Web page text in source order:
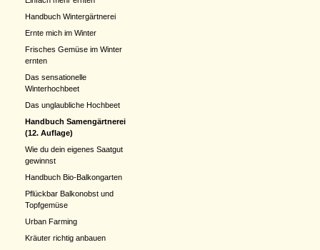
Handbuch Wintergärtnerei
Ernte mich im Winter
Frisches Gemüse im Winter
ernten
Das sensationelle
Winterhochbeet
Das unglaubliche Hochbeet
Handbuch Samengärtnerei
(12. Auflage)
Wie du dein eigenes Saatgut
gewinnst
Handbuch Bio-Balkongarten
Pflückbar Balkonobst und
Topfgemüse
Urban Farming
Kräuter richtig anbauen